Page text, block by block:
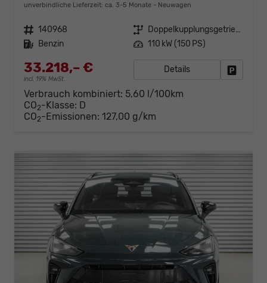
unverbindliche Lieferzeit: ca. 3-5 Monate Neuwagen
Fahrzeugnr. 140968 Getriebe
Doppelkupplungsgetriebe (DSG)
Kraftstoff Benzin Leistung 110 kW (150 PS)
33.218,– €
incl. 19% MwSt.
Details
Verbrauch kombiniert: 5,60 l/100km
CO2-Klasse: D
CO2-Emissionen: 127,00 g/km